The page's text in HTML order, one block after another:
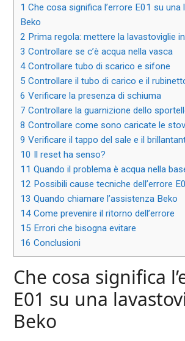
1 Che cosa significa l’errore E01 su una
Beko
2 Prima regola: mettere la lavastoviglie
3 Controllare se c’è acqua nella vasca
4 Controllare tubo di scarico e sifone
5 Controllare il tubo di carico e il
6 Verificare la presenza di schiuma
7 Controllare la guarnizione dello
8 Controllare come sono caricate le
9 Verificare il tappo del sale e il
10 Il reset ha senso?
11 Quando il problema è acqua nella
12 Possibili cause tecniche dell’errore
13 Quando chiamare l’assistenza Beko
14 Come prevenire il ritorno dell’errore
15 Errori che bisogna evitare
16 Conclusioni
Che cosa significa
E01 su una
Beko